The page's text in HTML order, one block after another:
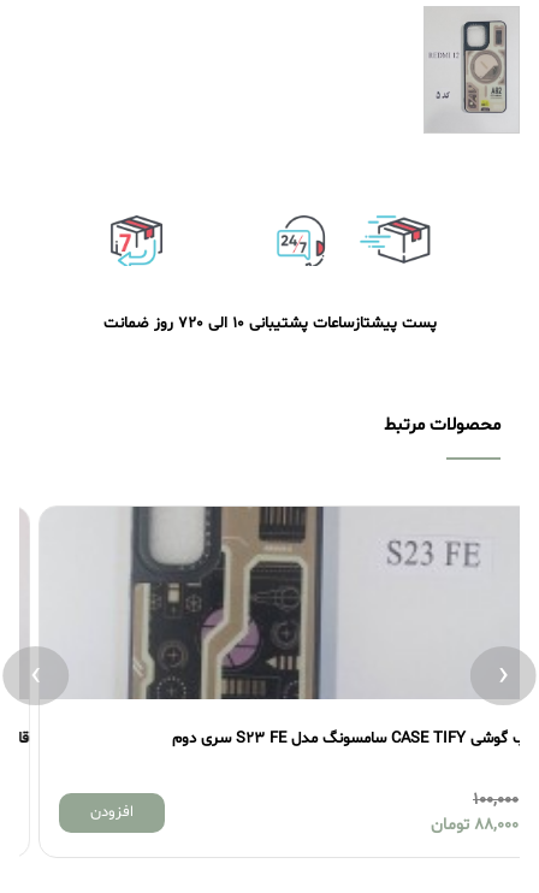
پست پیشتازساعات پشتیبانی 10 الی 20 7 روز ضمانت
محصولات مرتبط
افزودن
قاب گوشی CASE TIFY سامسونگ مدل S23 FE سری اول
‹
›